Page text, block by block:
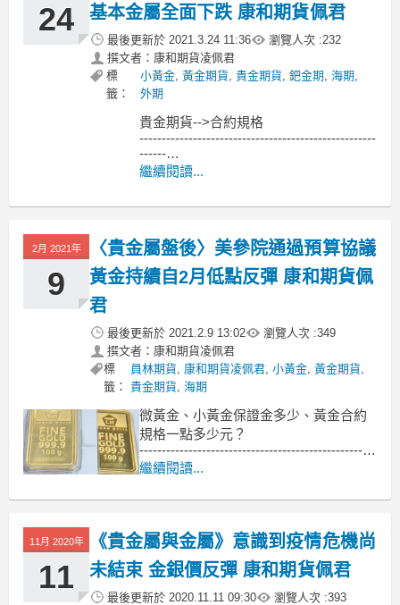
緊急刺激措施的路徑，
24
基本金屬全面下跌 康和期貨佩君
最後更新於 2021.3.24 11:36 瀏覽人次 :232
撰文者：康和期貨凌佩君
標
籤：
小黃金,黃金期貨,貴金期貨,鈀金期,海期,
外期
貴金期貨-->合約規格
-----------------------------------------------------
------
MoneyDJ新聞 2021-03-24 07:31:15 記者
倫敦金屬交易所（LME）3個月基本金屬
繼續閱讀...
2月 2021年
9
〈貴金屬盤後〉美參院通過預算協議
黃金持續自2月低點反彈 康和期貨佩
君
最後更新於 2021.2.9 13:02 瀏覽人次 :349
撰文者：康和期貨凌佩君
標
籤：
員林期貨, 康和期貨凌佩君,小黃金,黃金期貨,
貴金期貨,海期
微黃金、小黃金保證金多少、黃金合約
規格一點多少元？
-----------------------------------------------------
------
二日上漲，自近期觸及的 2 個月低點持
Stone
繼續閱讀...
11月 2020年
11
《貴金屬與金屬》意識到疫情危機尚
未結束 金銀價反彈 康和期貨佩君
最後更新於 2020.11.11 09:30 瀏覽人次 :393